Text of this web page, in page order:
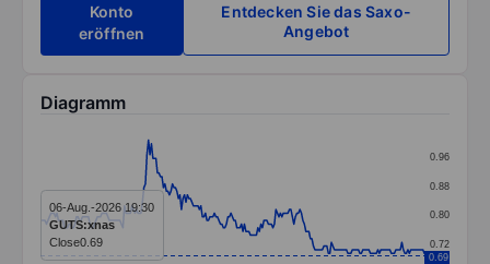
Konto
eröffnen
Entdecken Sie das Saxo-
Angebot
Diagramm
Line chart with 257 data points.
The chart has 1 X axis displaying categories.
The chart has 1 Y axis displaying values. Data 0.72
0.80
0.88
0.96
0.69
06-Aug.-2026 19:30
GUTS:xnas
Close0.69